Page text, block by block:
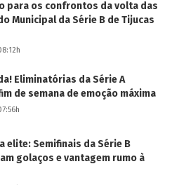
para os confrontos da volta das
Municipal da Série B de Tijucas
Eliminatórias da Série A
de semana de emoção máxima
elite: Semifinais da Série B
golaços e vantagem rumo à